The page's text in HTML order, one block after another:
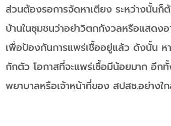
ส่วนต้องรอการจัดหาเตียง ระหว่างนั้น
บ้านในชุมชนว่าอย่าวิตกกังวลหรือแสดง
เพื่อป้องกันการแพร่เชื้ออยู่แล้ว ดังนั้น ห
กักตัว โอกาสที่จะแพร่เชื้อมีน้อยมาก อีก
พยาบาลหรือเจ้าหน้าที่ของ สปสช.อย่างใ